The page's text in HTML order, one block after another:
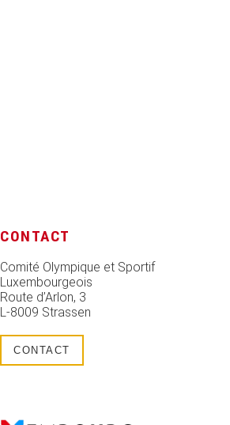
CONTACT
Comité Olympique et Sportif
Luxembourgeois
Route d’Arlon, 3
L-8009 Strassen
CONTACT